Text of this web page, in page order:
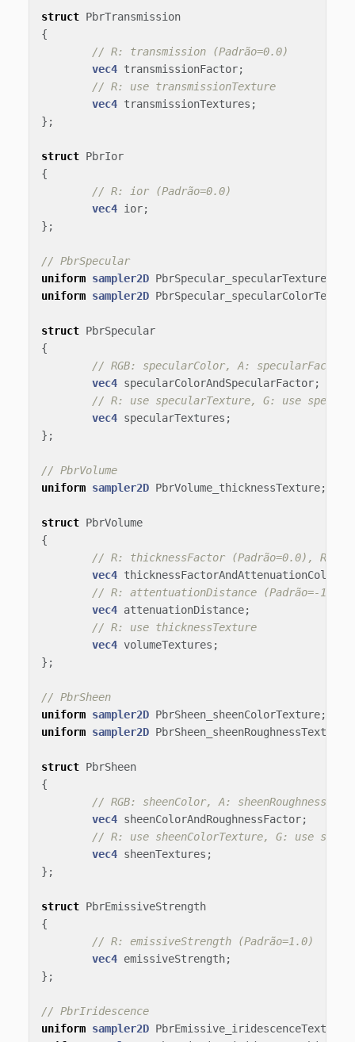
struct PbrTransmission
{
// R: transmission (Padrão=0.0)
vec4 transmissionFactor;
// R: use transmissionTexture
vec4 transmissionTextures ;
};
struct PbrIor
{
// R: ior (Padrão=0.0)
vec4 ior;
};
// PbrSpecular
uniform sampler2D PbrSpecular_specularTexture
uniform sampler2D
struct PbrSpecular
{
// RGB: specularColor, A: specularFactor
vec4 specularColorAndSpecularFactor;
// R: use specularTexture, G: use
vec4 specularTextures ;
};
// PbrVolume
uniform sampler2D PbrVolume_thicknessTexture;
struct PbrVolume
{
// R: thicknessFactor (Padrão=0.0), RGB:
vec4 thicknessFactorAndAttenuationColor
// R: attentuationDistance (Padrão=-1.0)
vec4 attenuationDistance;
// R: use thicknessTexture
vec4 volumeTextures ;
};
// PbrSheen
uniform sampler2D PbrSheen_sheenColorTexture;
uniform sampler2D PbrSheen_sheenRoughnessTexture
struct PbrSheen
{
// RGB: sheenColor, A:
vec4 sheenColorAndRoughnessFactor;
// R: use sheenColorTexture, G: use
vec4 sheenTextures ;
};
struct PbrEmissiveStrength
{
// R: emissiveStrength (Padrão=1.0)
vec4 emissiveStrength;
};
// PbrIridescence
uniform sampler2D PbrEmissive_iridescenceTexture